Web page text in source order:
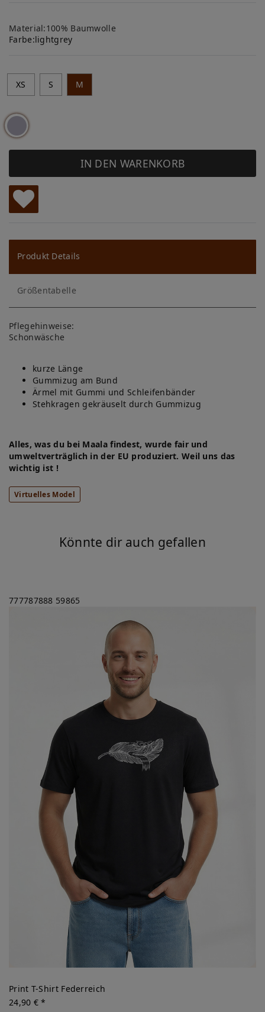
Material:100% Baumwolle
Farbe:lightgrey
XS S M
IN DEN WARENKORB
W
u
ns
ch
lis
te
Produkt Details
Größentabelle
Pflegehinweise:
Schonwäsche
kurze Länge
Gummizug am Bund
Ärmel mit Gummi und Schleifenbänder
Stehkragen gekräuselt durch Gummizug
Alles, was du bei Maala findest, wurde fair und
umweltverträglich in der EU produziert. Weil uns das
wichtig ist !
Virtuelles Model
Könnte dir auch gefallen
777787888 59865
Print T-Shirt Federreich
24,90 € *